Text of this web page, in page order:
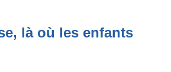
là où les enfants